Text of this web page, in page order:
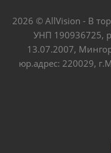
2026 © AllVision - В
УНП 190936725,
13.07.2007,
юр.адрес: 220029,